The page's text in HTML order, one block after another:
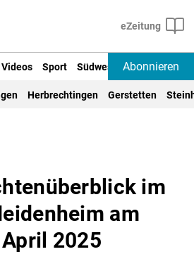
Videos Sport Südwest Deutschland
Abonnieren
Herbrechtingen Gerstetten
im
am
2025